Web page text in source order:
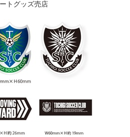
トグッズ売店